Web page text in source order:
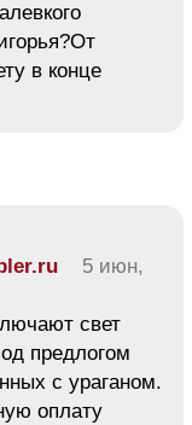
в конце
5 июн,
свет
предлогом
с ураганом.
оплату